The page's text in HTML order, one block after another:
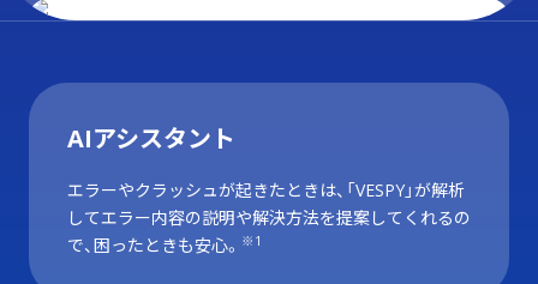
AIアシスタント
エラーやクラッシュが起きたときは、「VESPY」が解析
してエラー内容の説明や解決方法を提案してくれるの
で、困ったときも安心。 ※1